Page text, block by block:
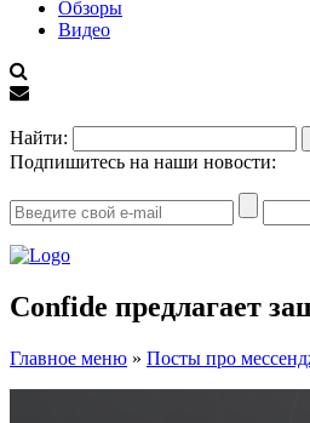
Обзоры
Видео
Найти:
Подпишитесь на наши новости:
Confide предлагает
Главное меню » Посты про